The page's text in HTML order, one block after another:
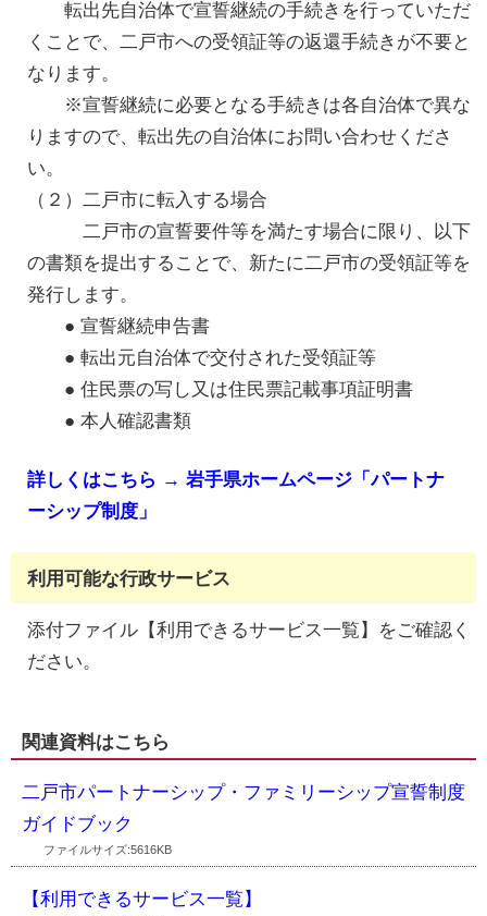
転出先自治体で宣誓継続の手続きを行っていただ
くことで、二戸市への受領証等の返還手続きが不要と
なります。
※宣誓継続に必要となる手続きは各自治体で異な
りますので、転出先の自治体にお問い合わせくださ
い。
（２）二戸市に転入する場合
二戸市の宣誓要件等を満たす場合に限り、以下
の書類を提出することで、新たに二戸市の受領証等を
発行します。
● 宣誓継続申告書
● 転出元自治体で交付された受領証等
● 住民票の写し又は住民票記載事項証明書
● 本人確認書類
詳しくはこちら → 岩手県ホームページ「パートナ
ーシップ制度」
利用可能な行政サービス
添付ファイル【利用できるサービス一覧】をご確認く
ださい。
関連資料はこちら
二戸市パートナーシップ・ファミリーシップ宣誓制度
ガイドブック
ファイルサイズ:5616KB
【利用できるサービス一覧】